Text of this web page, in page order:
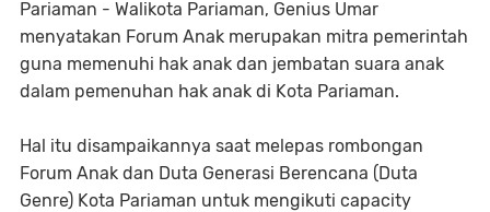
Pariaman - Walikota Pariaman, Genius Umar
menyatakan Forum Anak merupakan mitra pemerintah
guna memenuhi hak anak dan jembatan suara anak
dalam pemenuhan hak anak di Kota Pariaman.
Hal itu disampaikannya saat melepas rombongan
Forum Anak dan Duta Generasi Berencana (Duta
Genre) Kota Pariaman untuk mengikuti capacity